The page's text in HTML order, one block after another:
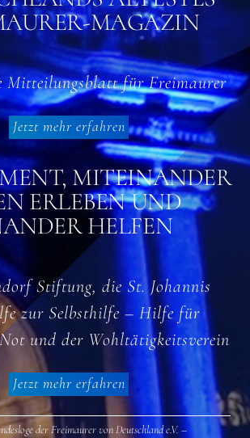
MAGAZIN
Mitteilungsblatt für Freimaurer
Jetzt mehr erfahren
MITEINANDER
ERLEBEN UND
HELFEN
Stiftung, die St. Johannis
zur Selbsthilfe – Hilfe für
und der Wohltätigkeitsverein
Jetzt mehr erfahren
der Freimaurer von Deutschland e.V. –